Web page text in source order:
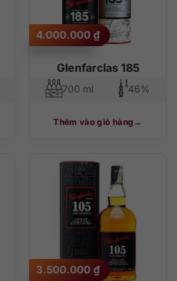
Glenfarclas 185
4.000.000 ₫
700 ml 46%
Thêm vào giỏ hàng
3.500.000 ₫